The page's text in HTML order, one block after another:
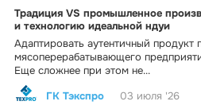
Традиция VS промышленное
и технологию идеальной ндуи
Адаптировать аутентичный продукт
мясоперерабатывающего
Еще сложнее при этом не...
ГК Тэкспро
03 июля '26